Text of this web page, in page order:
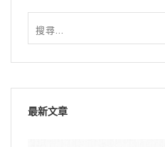
最新文章